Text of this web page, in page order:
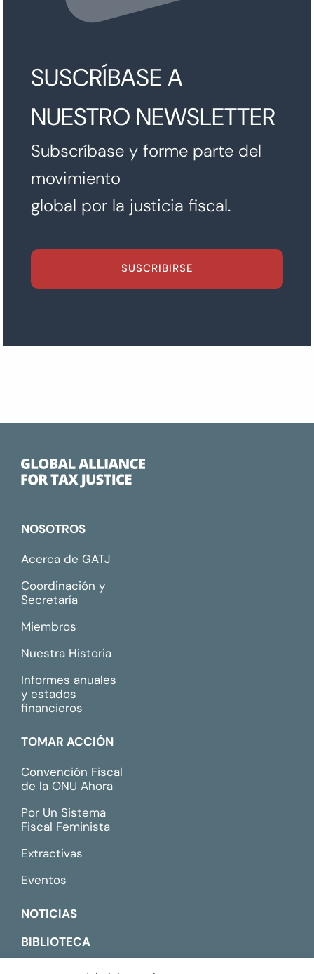
SUSCRÍBASE A
NUESTRO NEWSLETTER
Subscríbase y forme parte del
movimiento
global por la justicia fiscal.
SUSCRIBIRSE
NOSOTROS
Acerca de GATJ
Coordinación y
Secretaría
Miembros
Nuestra Historia
Informes anuales
y estados
financieros
TOMAR ACCIÓN
Convención Fiscal
de la ONU Ahora
Por Un Sistema
Fiscal Feminista
Extractivas
Eventos
NOTICIAS
BIBLIOTECA